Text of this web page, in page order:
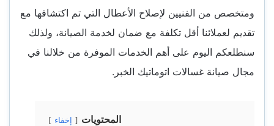
ومتخصص من الفنيين لإصلاح الأعطال التي تم اكتشافها مع
تقديم لعملائنا أقل تكلفة مع ضمان لخدمة الصيانة، ولذلك
سنطلعكم اليوم على أهم الخدمات الموفرة من خلالنا في
مجال صيانة غسالات اتوماتيك الخبر .
المحتويات إخفاء